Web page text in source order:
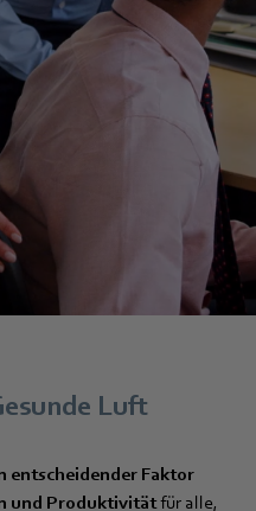
Luft
entscheidender Faktor
und Produktivitätfür alle,